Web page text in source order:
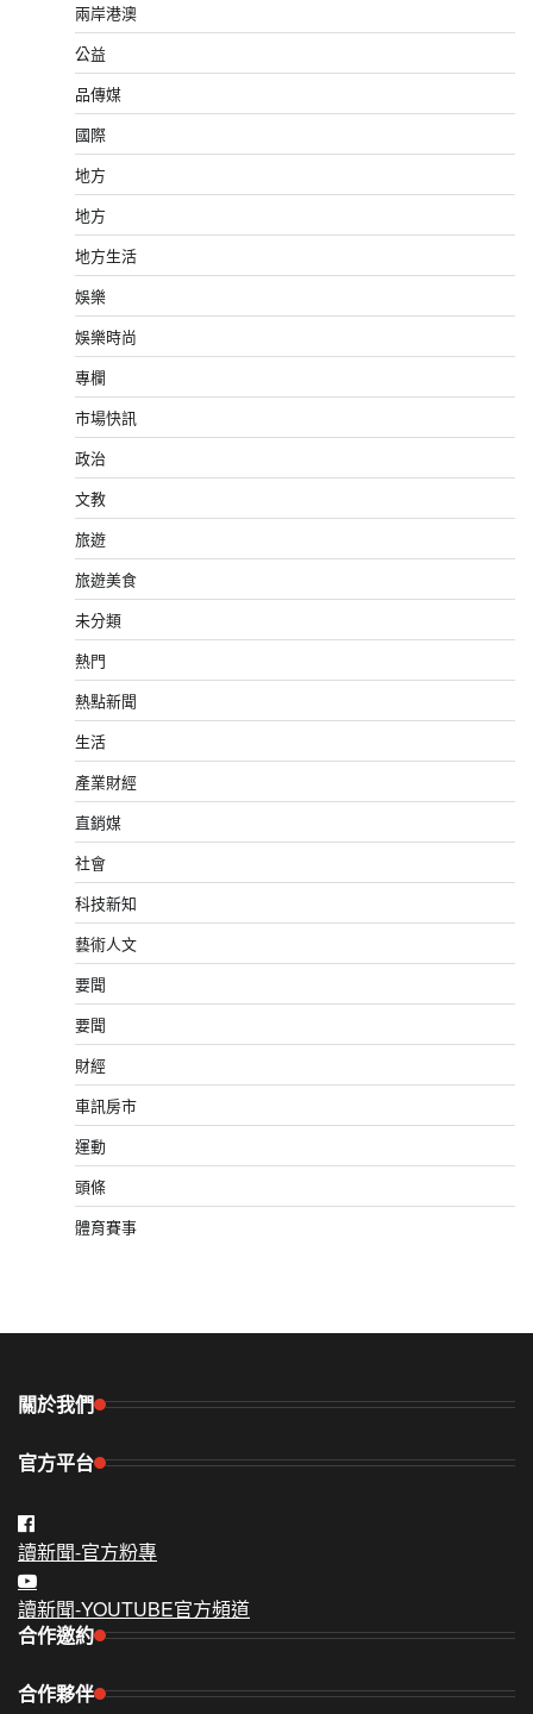
兩岸港澳
公益
品傳媒
國際
地方
地方
地方生活
娛樂
娛樂時尚
專欄
市場快訊
政治
文教
旅遊
旅遊美食
未分類
熱門
熱點新聞
生活
產業財經
直銷媒
社會
科技新知
藝術人文
要聞
要聞
財經
車訊房市
運動
頭條
體育賽事
關於我們
官方平台
讀新聞-官方粉專
讀新聞-YOUTUBE官方頻道
合作邀約
合作夥伴